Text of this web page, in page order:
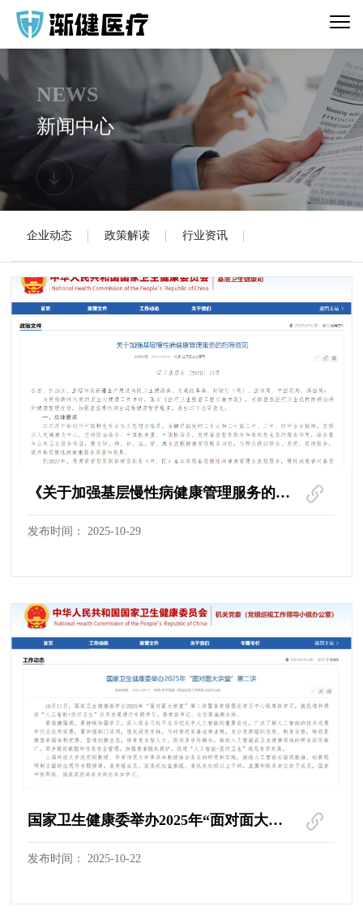
NEWS
新闻中心
企业动态 政策解读 行业资讯
《关于加强基层慢性病健康管理服务的指导意见》政策解读
发布时间： 2025-10-29
国家卫生健康委举办2025年“面对面大讲堂”第二讲，专题研讨人工智能+医疗卫生
发布时间： 2025-10-22